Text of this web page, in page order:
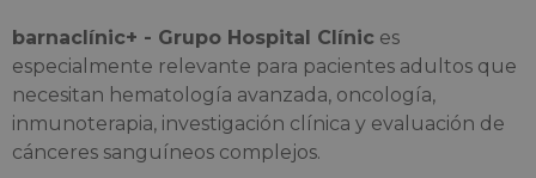
barnaclínic+ - Grupo Hospital Clínic es
especialmente relevante para pacientes adultos que
necesitan hematología avanzada, oncología,
inmunoterapia, investigación clínica y evaluación de
cánceres sanguíneos complejos.